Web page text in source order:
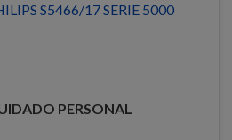
S5466/17 SERIE 5000
PERSONAL